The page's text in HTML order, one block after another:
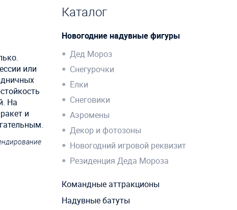
или
На
и
Каталог
Новогодние надувные фигуры
Дед Мороз
Снегурочки
Ёлки
Снеговики
Аэромены
Декор и фотозоны
Новогодний игровой реквизит
Резиденция Деда Мороза
Командные аттракционы
Надувные батуты